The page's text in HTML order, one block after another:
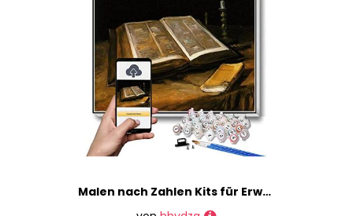
Malen nach Zahlen Kits für Erwachsene und Kinder Stillleben mit Bibel Malen von Vincent Van Gogh Malen nach Zahlen Kit auf Leinwand für Anfänger, 40 x 60 cm